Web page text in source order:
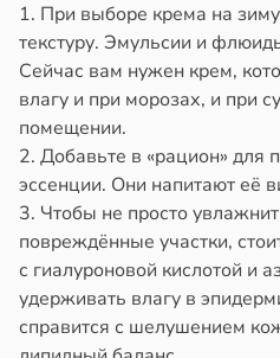
1. При выборе крема на
текстуру. Эмульсии и
Сейчас вам нужен крем,
влагу и при морозах, и при
помещении.
2. Добавьте в «рацион» для
эссенции. Они напитают её
3. Чтобы не просто
повреждённые участки,
с гиалуроновой кислотой и
удерживать влагу в
справится с шелушением